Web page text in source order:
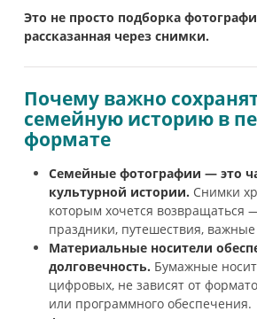
Это не просто подборка
рассказанная через снимки.
Почему важно
семейную историю в
формате
Семейные фотографии — это
культурной истории. Снимки
которым хочется возвращаться
праздники, путешествия,
Материальные носители
долговечность. Бумажные
цифровых, не зависят от
или программного обеспечения.